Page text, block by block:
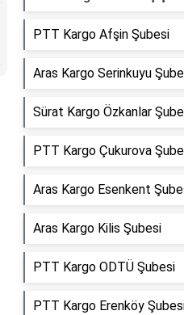
PTT Kargo Afşin Şubesi
Aras Kargo Serinkuyu
Sürat Kargo Özkanlar
PTT Kargo Çukurova
Aras Kargo Esenkent
Aras Kargo Kilis Şubesi
PTT Kargo ODTÜ Şubesi
PTT Kargo Erenköy